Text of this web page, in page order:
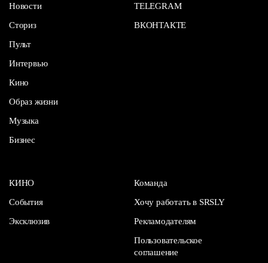
Новости
Сториз
Пульт
Интервью
Кино
Образ жизни
Музыка
Бизнес
TELEGRAM
ВКОНТАКТЕ
КИНО
События
Эксклюзив
Команда
Хочу работать в SRSLY
Рекламодателям
Пользовательское
соглашение